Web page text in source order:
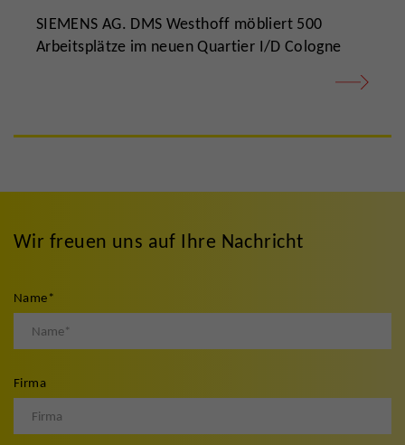
SIEMENS AG. DMS Westhoff möbliert 500
Arbeitsplätze im neuen Quartier I/D Cologne
Wir freuen uns auf Ihre Nachricht
Name*
Firma